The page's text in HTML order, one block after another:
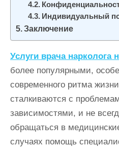
Индивидуальный
Заключение
Услуги врача нарколога
более популярными,
современного ритма
сталкиваются с
зависимостями, и не
обращаться в
случаях помощь